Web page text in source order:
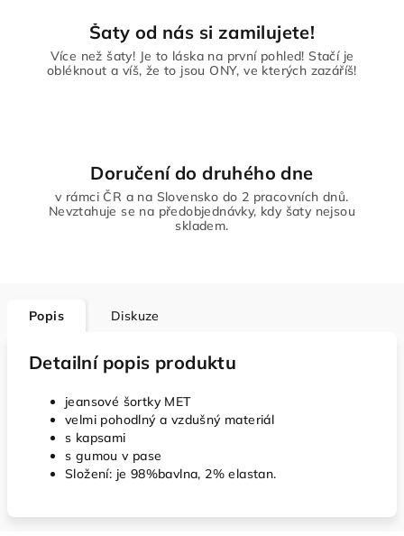
Šaty od nás si zamilujete!
Více než šaty! Je to láska na první pohled! Stačí je
obléknout a víš, že to jsou ONY, ve kterých zazáříš!
Doručení do druhého dne
v rámci ČR a na Slovensko do 2 pracovních dnů.
Nevztahuje se na předobjednávky, kdy šaty nejsou
skladem.
Popis Diskuze
Detailní popis produktu
jeansové šortky MET
velmi pohodlný a vzdušný materiál
s kapsami
s gumou v pase
Složení: je 98%bavlna, 2% elastan.